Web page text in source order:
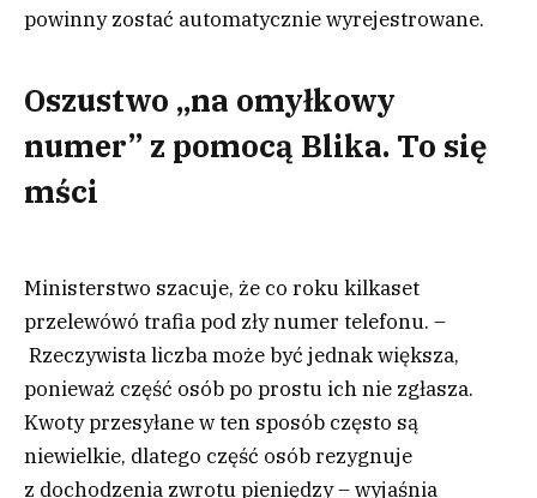
powinny zostać automatycznie wyrejestrowane.
Oszustwo „na omyłkowy
numer” z pomocą Blika. To się
mści
Ministerstwo szacuje, że co roku kilkaset
przelewówó trafia pod zły numer telefonu. –
Rzeczywista liczba może być jednak większa,
ponieważ część osób po prostu ich nie zgłasza.
Kwoty przesyłane w ten sposób często są
niewielkie, dlatego część osób rezygnuje
z dochodzenia zwrotu pieniędzy– wyjaśnia